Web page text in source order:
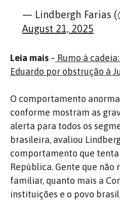
— Lindbergh Farias
August 21, 2025
Leia mais – Rumo à
Eduardo por obstrução à
O comportamento
conforme mostram as
alerta para todos os
brasileira, avaliou
comportamento que
República. Gente que não
familiar, quanto mais a
instituições e o povo